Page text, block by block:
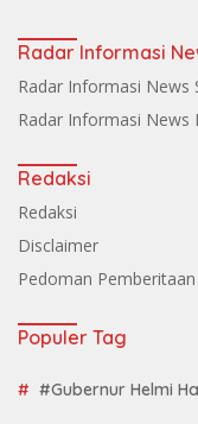
Radar Informasi
Radar Informasi News
Radar Informasi News
Redaksi
Redaksi
Disclaimer
Pedoman
Populer Tag
#Gubernur Helmi